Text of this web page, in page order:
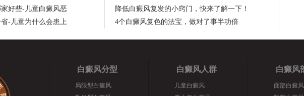
好些-儿童白癜风恶
-儿童为什么会患上
降低白癜风复发的小窍门，快来了解一下！
4个白癜风复色的法宝，做对了事半功倍
白癜风分型
局限型白癜风
白癜风人群
儿童白癜风
白癜风
面部白癜风